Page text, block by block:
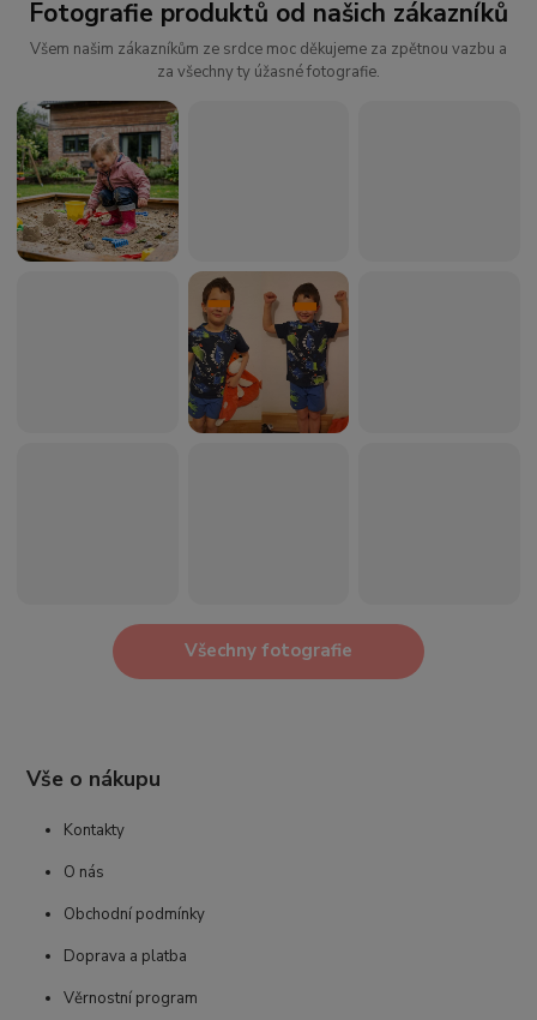
Fotografie produktů od našich zákazníků
Všem našim zákazníkům ze srdce moc děkujeme za zpětnou vazbu a
za všechny ty úžasné fotografie.
Všechny fotografie
Vše o nákupu
Kontakty
O nás
Obchodní podmínky
Doprava a platba
Věrnostní program